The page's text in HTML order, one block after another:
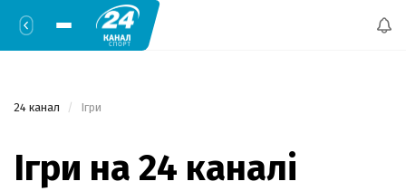
24 канал Ігри
Ігри на 24 каналі